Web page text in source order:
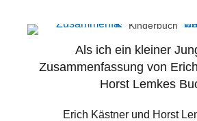
Kinderbuch
Als ich ein kleiner
Zusammenfassung von
Horst Lemkes
Erich Kästner und Horst